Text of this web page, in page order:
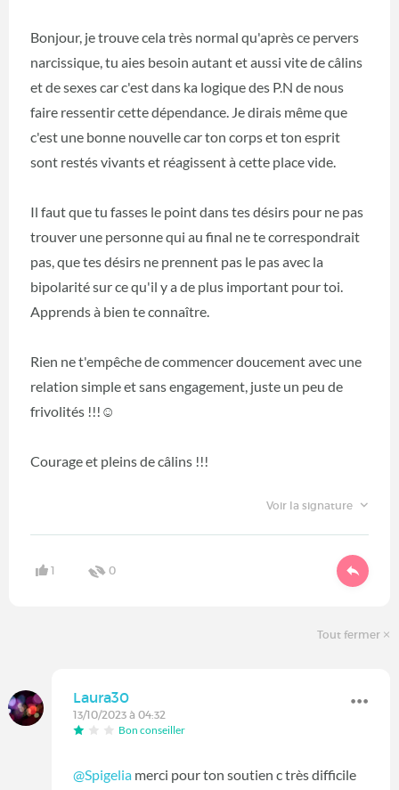
Bonjour, je trouve cela très normal qu'après ce pervers
narcissique, tu aies besoin autant et aussi vite de câlins
et de sexes car c'est dans ka logique des P.N de nous
faire ressentir cette dépendance. Je dirais même que
c'est une bonne nouvelle car ton corps et ton esprit
sont restés vivants et réagissent à cette place vide.
Il faut que tu fasses le point dans tes désirs pour ne pas
trouver une personne qui au final ne te correspondrait
pas, que tes désirs ne prennent pas le pas avec la
bipolarité sur ce qu'il y a de plus important pour toi.
Apprends à bien te connaître.
Rien ne t'empêche de commencer doucement avec une
relation simple et sans engagement, juste un peu de
frivolités !!!☺
Courage et pleins de câlins !!!
Voir la signature
1 0
Tout fermer
Laura30
13/10/2023 à 04:32
Bon conseiller
@Spigelia merci pour ton soutien c très difficile